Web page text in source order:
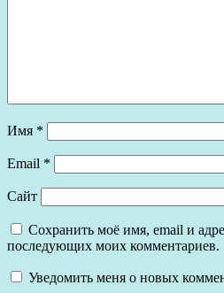
Имя *
Email *
Сайт
Сохранить моё имя, email и
последующих моих комментариев.
Уведомить меня о новых